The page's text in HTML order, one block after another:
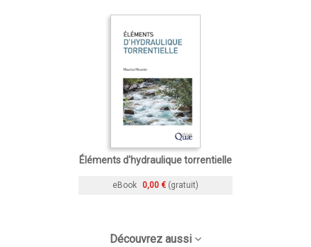
Éléments d'hydraulique torrentielle
eBook 0,00 € (gratuit)
Découvrez aussi